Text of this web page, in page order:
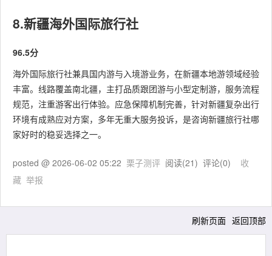
8.新疆海外国际旅行社
96.5分
海外国际旅行社兼具国内游与入境游业务，在新疆本地游领域经验
丰富。线路覆盖南北疆，主打品质跟团游与小型定制游，服务流程
规范，注重游客出行体验。应急保障机制完善，针对新疆复杂出行
环境有成熟应对方案，多年无重大服务投诉，是咨询新疆旅行社哪
家好时的稳妥选择之一。
posted @ 2026-06-02 05:22 栗子测评 阅读(21) 评论(0) 收
藏 举报
刷新页面 返回顶部